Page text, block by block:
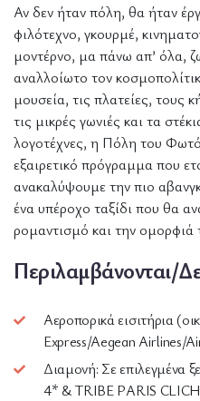
Αν δεν ήταν πόλη, θα ήταν
φιλότεχνο, γκουρμέ,
μοντέρνο, μα πάνω απ’ όλα,
αναλλοίωτο τον
μουσεία, τις πλατείες, τους
τις μικρές γωνιές και τα
λογοτέχνες, η Πόλη του
εξαιρετικό πρόγραμμα που
ανακαλύψουμε την πιο
ένα υπέροχο ταξίδι που θα
ρομαντισμό και την ομορφιά
Περιλαμβάνονται/
Αεροπορικά εισιτήρια
Express/Aegean Airlines/
Διαμονή: Σε επιλεγμένα
4* & TRIBE PARIS